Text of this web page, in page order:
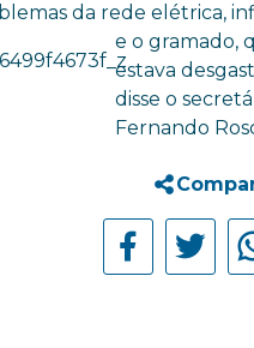
da rede elétrica,
e o gramado,
estava
disse o
Fernando